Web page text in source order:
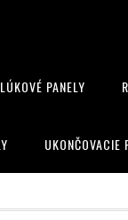
PANELY
UKONČOVACIE